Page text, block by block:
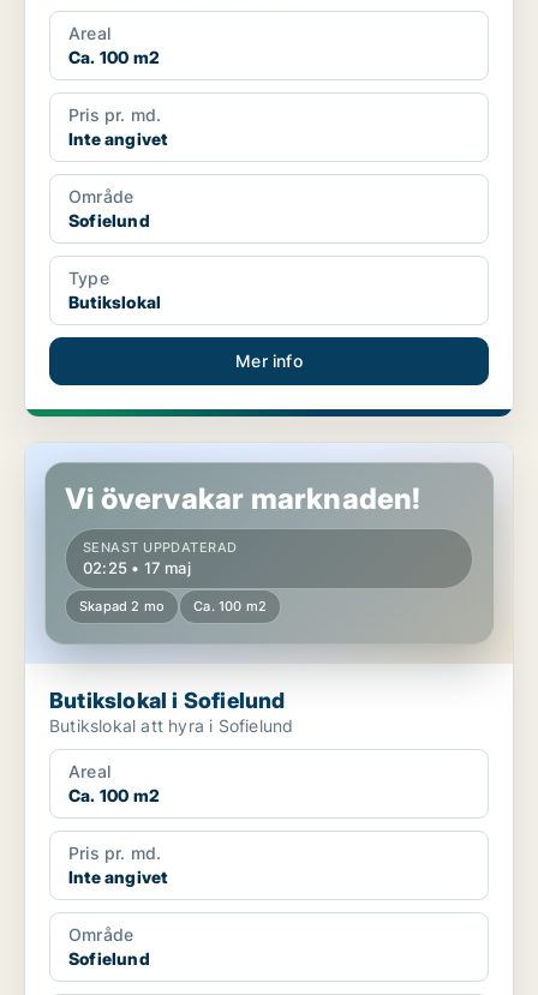
Areal
Ca. 100 m2
Pris pr. md.
Inte angivet
Område
Sofielund
Type
Butikslokal
Mer info
Butikslokal i Sofielund
Vi övervakar marknaden!
SENAST UPPDATERAD
02:25 • 17 maj
Skapad 2 mo Ca. 100 m2
Butikslokal i Sofielund
Butikslokal att hyra i Sofielund
Areal
Ca. 100 m2
Pris pr. md.
Inte angivet
Område
Sofielund